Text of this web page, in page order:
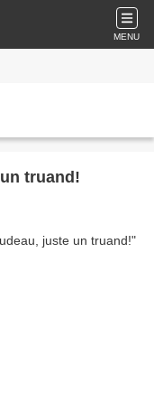
MENU
truand!